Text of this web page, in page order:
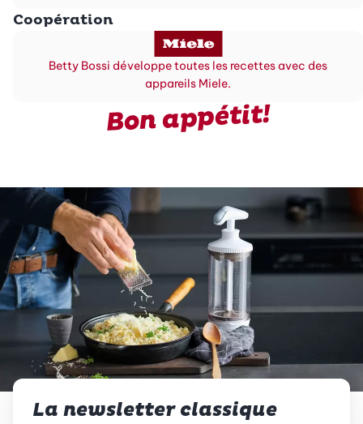
Coopération
Betty Bossi développe toutes les recettes avec des
appareils Miele.
Bon appétit!
La newsletter classique